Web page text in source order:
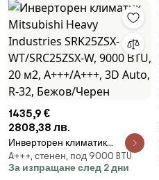
1435,9 €
2808,38 лв.
Инверторен климатик
Mitsubishi Heavy Industries
SRK25ZSX-WT/SRC25ZSX-W,
A+++, стенен, под 9000 BTU
За изпращане след 2 дни